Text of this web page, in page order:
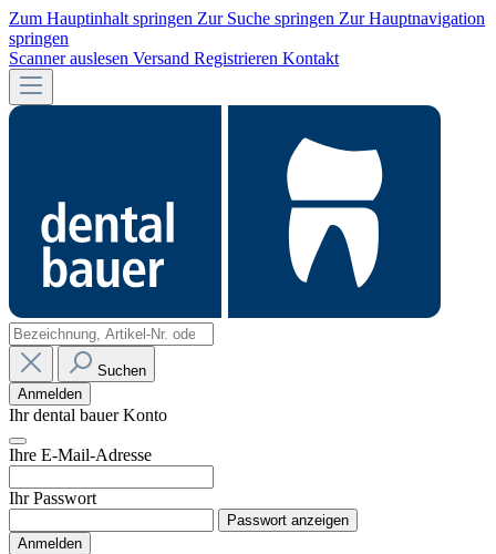
Zum Hauptinhalt springen Zur Suche springen Zur Hauptnavigation
springen
Scanner auslesen Versand Registrieren Kontakt
Suchen
Anmelden
Ihr dental bauer Konto
Ihre E-Mail-Adresse
Ihr Passwort
Passwort anzeigen
Anmelden